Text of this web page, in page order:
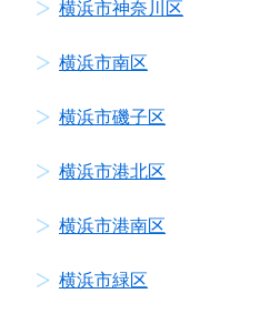
横浜市神奈川区
横浜市南区
横浜市磯子区
横浜市港北区
横浜市港南区
横浜市緑区